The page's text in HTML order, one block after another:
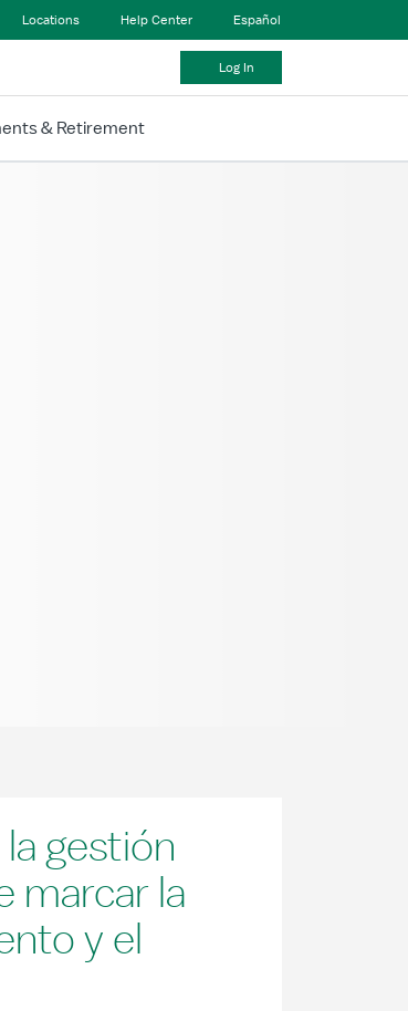
Locations Help Center Español
Log In
& Retirement
gestión
marcar la
y el